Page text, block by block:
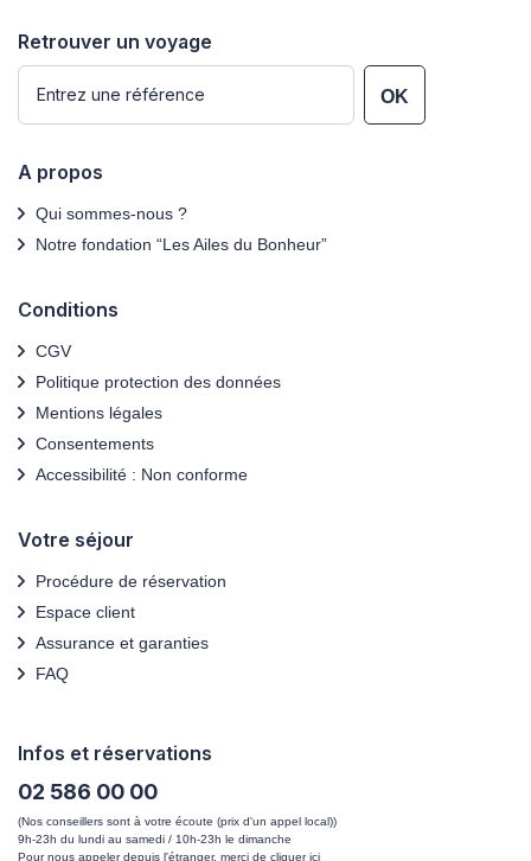
Retrouver un voyage
OK
A propos
Qui sommes-nous ?
Notre fondation “Les Ailes du Bonheur”
Conditions
CGV
Politique protection des données
Mentions légales
Consentements
Accessibilité : Non conforme
Votre séjour
Procédure de réservation
Espace client
Assurance et garanties
FAQ
Infos et réservations
02 586 00 00
(Nos conseillers sont à votre écoute (prix d'un appel local))
9h-23h du lundi au samedi / 10h-23h le dimanche
Pour nous appeler depuis l'étranger, merci de cliquer ici